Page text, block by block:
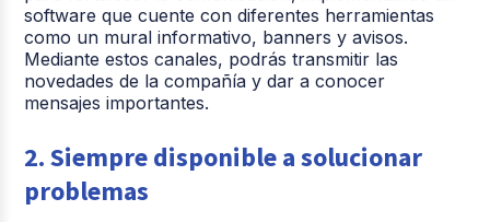
software que cuente con diferentes herramientas
como un mural informativo, banners y avisos.
Mediante estos canales, podrás transmitir las
novedades de la compañía y dar a conocer
mensajes importantes.
2. Siempre disponible a solucionar
problemas